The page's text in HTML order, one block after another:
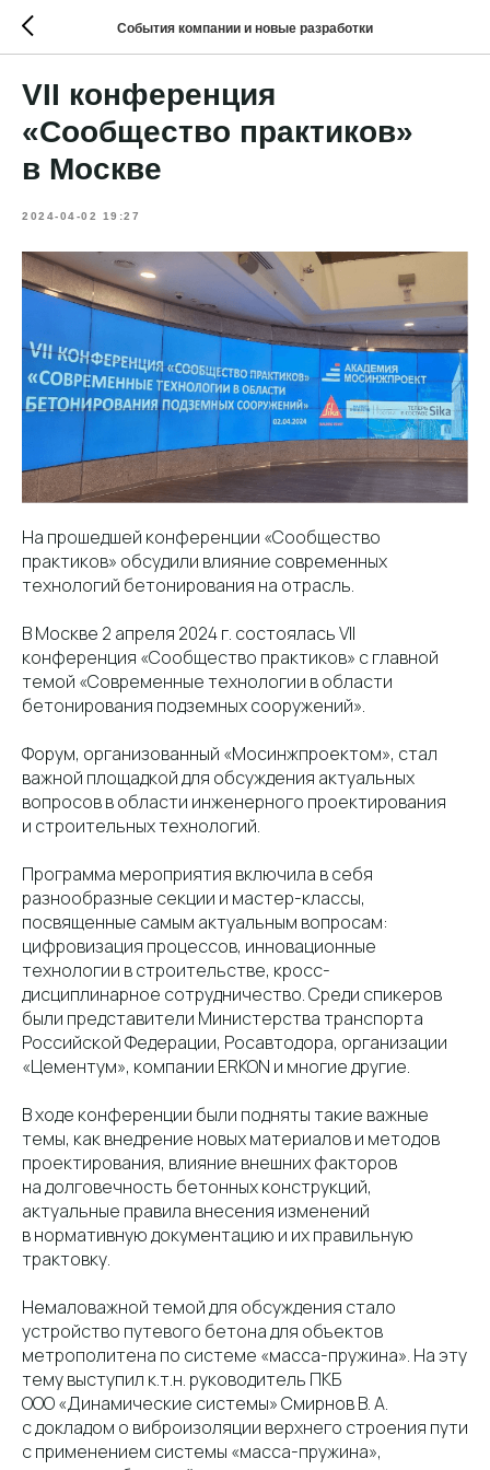
События компании и новые разработки
VII конференция
«Сообщество практиков»
в Москве
2024-04-02 19:27
На прошедшей конференции «Сообщество
практиков» обсудили влияние современных
технологий бетонирования на отрасль.
В Москве 2 апреля 2024 г. состоялась VII
конференция «Сообщество практиков» с главной
темой «Современные технологии в области
бетонирования подземных сооружений».
Форум, организованный «Мосинжпроектом», стал
важной площадкой для обсуждения актуальных
вопросов в области инженерного проектирования
и строительных технологий.
Программа мероприятия включила в себя
разнообразные секции и мастер-классы,
посвященные самым актуальным вопросам:
цифровизация процессов, инновационные
технологии в строительстве, кросс-
дисциплинарное сотрудничество. Среди спикеров
были представители Министерства транспорта
Российской Федерации, Росавтодора, организации
«Цементум», компании ERKON и многие другие.
В ходе конференции были подняты такие важные
темы, как внедрение новых материалов и методов
проектирования, влияние внешних факторов
на долговечность бетонных конструкций,
актуальные правила внесения изменений
в нормативную документацию и их правильную
трактовку.
Немаловажной темой для обсуждения стало
устройство путевого бетона для объектов
метрополитена по системе «масса-пружина». На эту
тему выступил к.т.н. руководитель ПКБ
ООО «Динамические системы» Смирнов В. А.
с докладом о виброизоляции верхнего строения пути
с применением системы «масса-пружина»,